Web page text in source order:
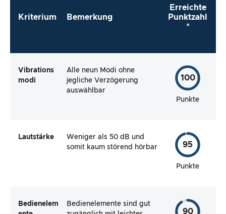
Kriterium Bemerkung
Erreichte
Punktzahl
*
Vibrations
modi
Alle neun Modi ohne
jegliche Verzögerung
auswählbar
100
Punkte
Lautstärke
Weniger als 50 dB und
somit kaum störend hörbar
95
Punkte
Bedienelem
Bedienelemente sind gut
90